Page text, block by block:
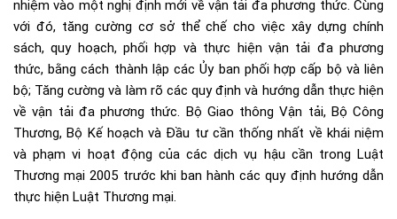
nhiệm vào một nghị định mới về vận tải đa phương thức. Cùng
với đó, tăng cường cơ sở thể chế cho việc xây dựng chính
sách, quy hoạch, phối hợp và thực hiện vận tải đa phương
thức, bằng cách thành lập các Ủy ban phối hợp cấp bộ và liên
bộ; Tăng cường và làm rõ các quy định và hướng dẫn thực hiện
về vận tải đa phương thức. Bộ Giao thông Vận tải, Bộ Công
Thương, Bộ Kế hoạch và Đầu tư cần thống nhất về khái niệm
và phạm vi hoạt động của các dịch vụ hậu cần trong Luật
Thương mại 2005 trước khi ban hành các quy định hướng dẫn
thực hiện Luật Thương mại.